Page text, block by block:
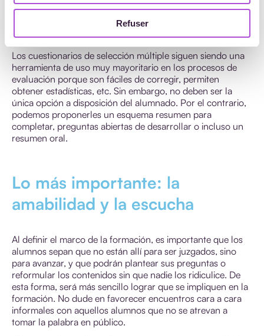
Refuser
selección múltiple para la evaluación
Los cuestionarios de selección múltiple siguen siendo una
herramienta de uso muy mayoritario en los procesos de
evaluación porque son fáciles de corregir, permiten
obtener estadísticas, etc. Sin embargo, no deben ser la
única opción a disposición del alumnado. Por el contrario,
podemos proponerles un esquema resumen para
completar, preguntas abiertas de desarrollar o incluso un
resumen oral.
Lo más importante: la
amabilidad y la escucha
Al definir el marco de la formación, es importante que los
alumnos sepan que no están allí para ser juzgados, sino
para avanzar, y que podrán plantear sus preguntas o
reformular los contenidos sin que nadie los ridiculice. De
esta forma, será más sencillo lograr que se impliquen en la
formación. No dude en favorecer encuentros cara a cara
informales con aquellos alumnos que no se atrevan a
tomar la palabra en público.